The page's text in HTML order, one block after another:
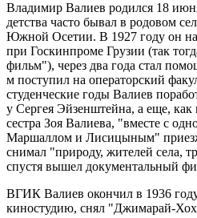
Владимир Валиев родился 18
детства часто бывал в родовом
Южной Осетии. В 1927 году он
при Госкинпроме Грузии (так
фильм"), через два года стал
м поступил на операторский
студенческие годы Валиев
у Сергея Эйзенштейна, а еще,
сестра Зоя Валиева, "вместе с
Маршаллом и Лисицыным"
снимал "природу, жителей села,
спустя вышел документальный
ВГИК Валиев окончил в 1936
киностудию, снял "Джимарай-